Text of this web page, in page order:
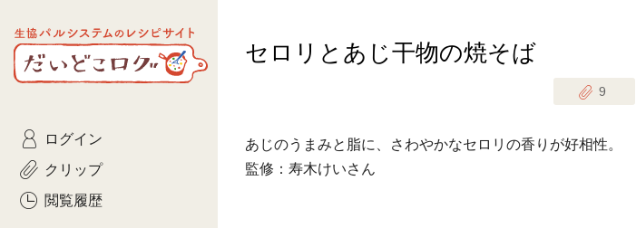
生協パルシステムのレシピ
サイト
だいどこログ
セロリとあじ干物の焼そば
9
あじのうまみと脂に、さわやかなセロリの香りが好相性。
監修：寿木けいさん
ログイン
クリップ
閲覧履歴
ひとさじのときめき時間
おきらくだ 1歳半からの幼児食
主菜 副菜
常備菜・作りおき お弁当
コトコト
yumyumいっしょごはん